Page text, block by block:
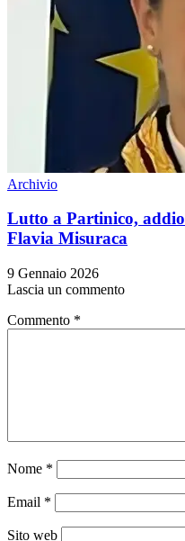
Archivio
Lutto a Partinico,
Flavia Misuraca
9 Gennaio 2026
Lascia un commento
Commento *
Nome *
Email *
Sito web